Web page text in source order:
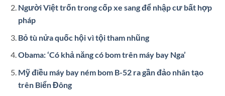
Người Việt trốn trong cốp xe sang để nhập cư bất hợp
pháp
Bỏ tù nửa quốc hội vì tội tham nhũng
Obama: ‘Có khả năng có bom trên máy bay Nga’
Mỹ điều máy bay ném bom B-52 ra gần đảo nhân tạo
trên Biển Đông